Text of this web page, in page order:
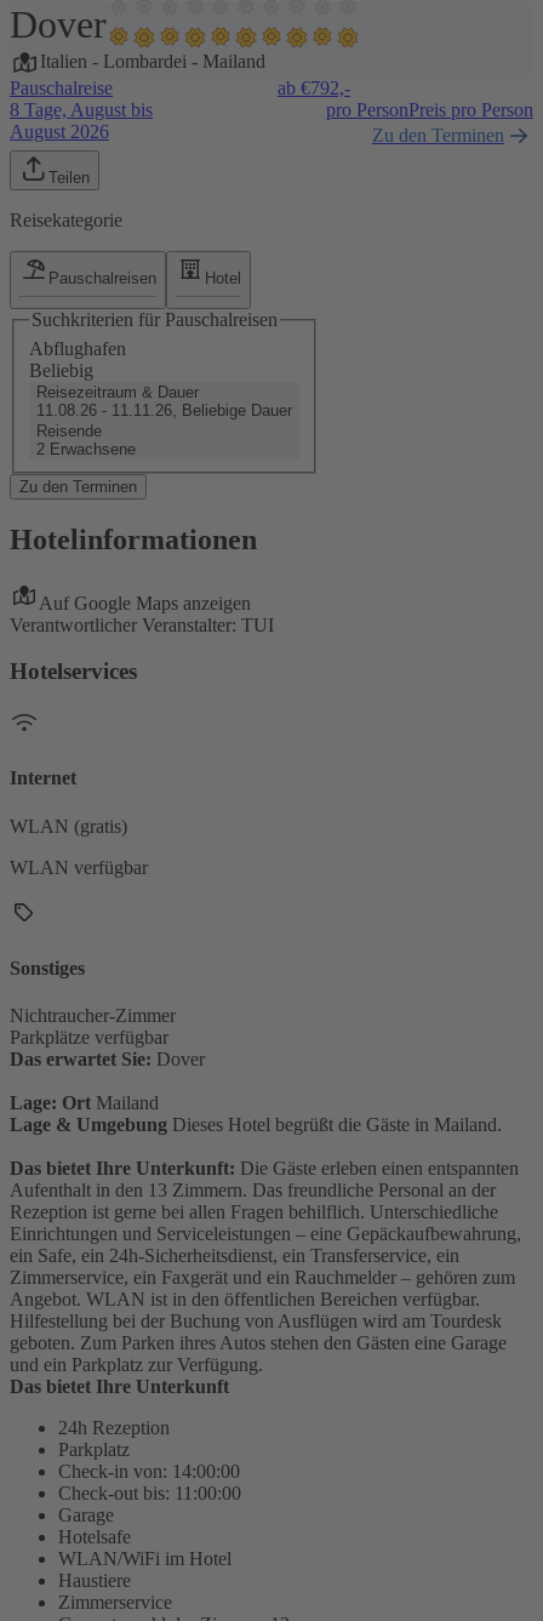
Dover
Italien - Lombardei - Mailand
Pauschalreise
8 Tage, August bis
August 2026
ab €792,-
pro PersonPreis pro Person
Zu den Terminen
Teilen
Reisekategorie
Pauschalreisen Hotel
Suchkriterien für Pauschalreisen
Abflughafen
Beliebig
Reisezeitraum & Dauer
11.08.26 - 11.11.26, Beliebige Dauer
Reisende
2 Erwachsene
Zu den Terminen
Hotelinformationen
Auf Google Maps anzeigen
Verantwortlicher Veranstalter: TUI
Hotelservices
Internet
WLAN (gratis)
WLAN verfügbar
Sonstiges
Nichtraucher-Zimmer
Parkplätze verfügbar
Das erwartet Sie: Dover
Lage: Ort Mailand
Lage & Umgebung Dieses Hotel begrüßt die Gäste in Mailand.
Das bietet Ihre Unterkunft: Die Gäste erleben einen entspannten
Aufenthalt in den 13 Zimmern. Das freundliche Personal an der
Rezeption ist gerne bei allen Fragen behilflich. Unterschiedliche
Einrichtungen und Serviceleistungen – eine Gepäckaufbewahrung,
ein Safe, ein 24h-Sicherheitsdienst, ein Transferservice, ein
Zimmerservice, ein Faxgerät und ein Rauchmelder – gehören zum
Angebot. WLAN ist in den öffentlichen Bereichen verfügbar.
Hilfestellung bei der Buchung von Ausflügen wird am Tourdesk
geboten. Zum Parken ihres Autos stehen den Gästen eine Garage
und ein Parkplatz zur Verfügung.
Das bietet Ihre Unterkunft
24h Rezeption
Parkplatz
Check-in von: 14:00:00
Check-out bis: 11:00:00
Garage
Hotelsafe
WLAN/WiFi im Hotel
Haustiere
Zimmerservice